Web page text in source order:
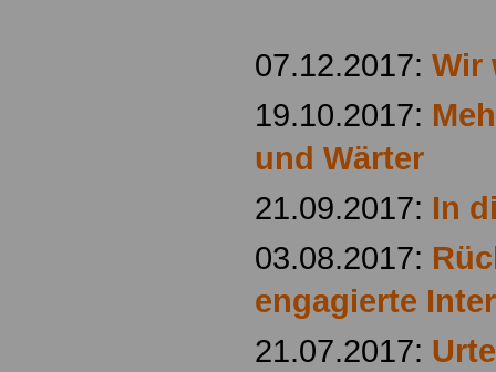
07.12.2017: Wir
19.10.2017:
und Wärter
21.09.2017: In
03.08.2017:
engagierte
21.07.2017: